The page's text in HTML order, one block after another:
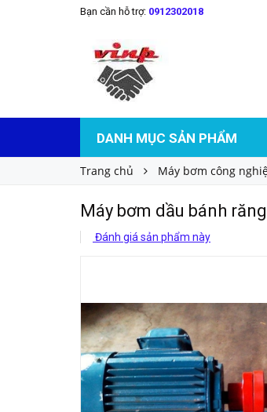
Bạn cần hỗ trợ: 0912302018
DANH MỤC SẢN PHẨM
Trang chủ Máy bơm công
Máy bơm dầu bánh
Đánh giá sản phẩm này
Máy bơm dầu bánh răng